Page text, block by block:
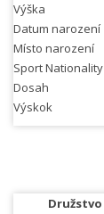
Výška
Datum narození
Místo narození
Sport Nationality
Dosah
Výskok
Družstvo